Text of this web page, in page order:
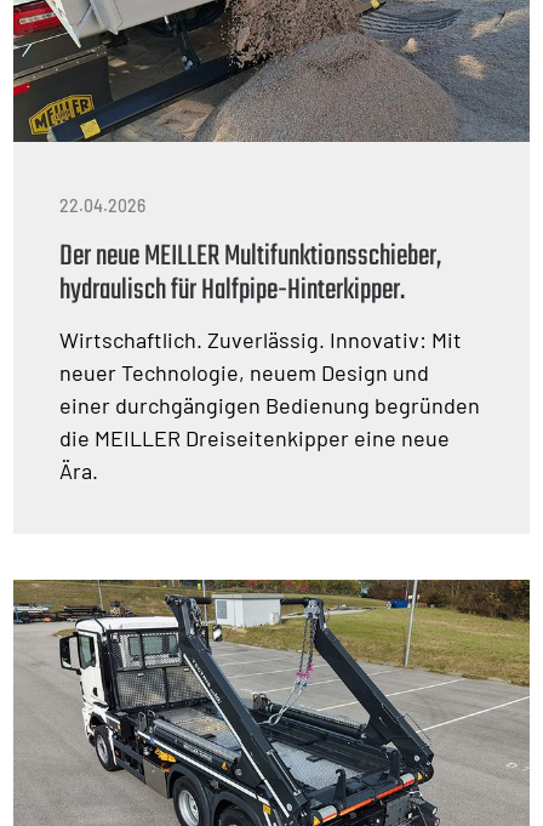
22.04.2026
Der neue MEILLER Multifunktionsschieber,
hydraulisch für Halfpipe-Hinterkipper.
Wirtschaftlich. Zuverlässig. Innovativ: Mit
neuer Technologie, neuem Design und
einer durchgängigen Bedienung begründen
die MEILLER Dreiseitenkipper eine neue
Ära.